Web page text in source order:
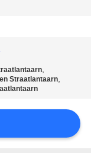
,
Straatlantaarn,